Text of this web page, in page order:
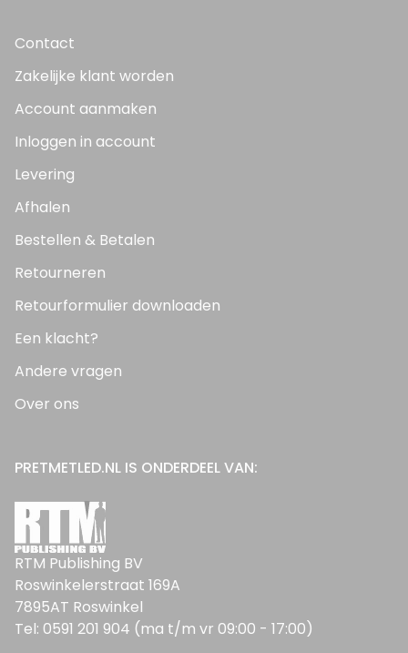
Contact
Zakelijke klant worden
Account aanmaken
Inloggen in account
Levering
Afhalen
Bestellen & Betalen
Retourneren
Retourformulier downloaden
Een klacht?
Andere vragen
Over ons
PRETMETLED.NL IS ONDERDEEL VAN:
RTM Publishing BV
Roswinkelerstraat 169A
7895AT Roswinkel
Tel: 0591 201 904 (ma t/m vr 09:00 - 17:00)